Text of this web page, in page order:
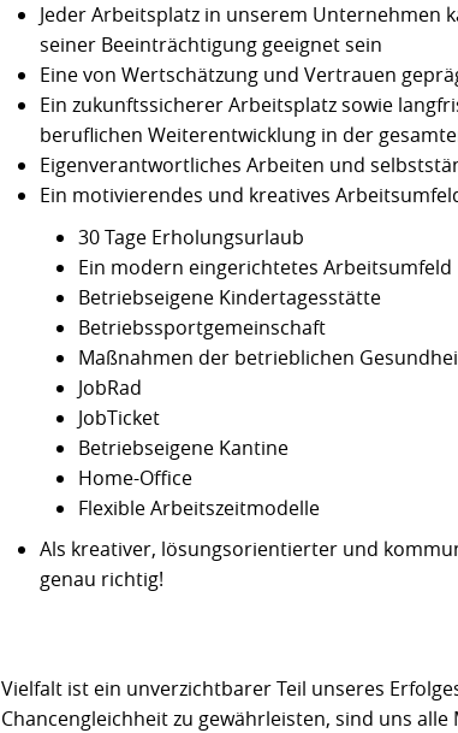
Jeder Arbeitsplatz in unserem Unternehmen
seiner Beeinträchtigung geeignet sein
Eine von Wertschätzung und Vertrauen
Ein zukunftssicherer Arbeitsplatz sowie
beruflichen Weiterentwicklung in der
Eigenverantwortliches Arbeiten und
Ein motivierendes und kreatives
30 Tage Erholungsurlaub
Ein modern eingerichtetes Arbeitsumfeld
Betriebseigene Kindertagesstätte
Betriebssportgemeinschaft
Maßnahmen der betrieblichen
JobRad
JobTicket
Betriebseigene Kantine
Home-Office
Flexible Arbeitszeitmodelle
Als kreativer, lösungsorientierter und
genau richtig!
Vielfalt ist ein unverzichtbarer Teil unseres
Chancengleichheit zu gewährleisten, sind uns